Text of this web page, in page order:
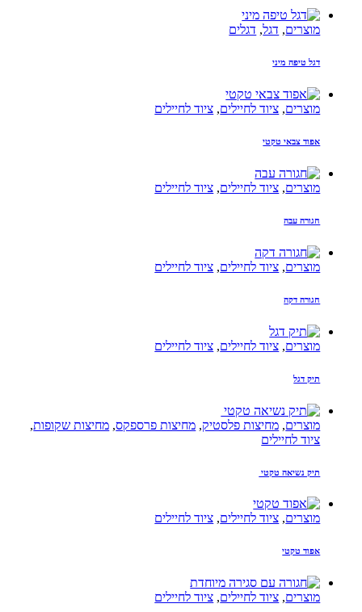
מוצרים, דגל, דגלים
דגל טיפה מיני
מוצרים, ציוד לחיילים, ציוד לחיילים
אפוד צבאי טקטי
מוצרים, ציוד לחיילים, ציוד לחיילים
חגורה עבה
מוצרים, ציוד לחיילים, ציוד לחיילים
חגורה דקה
מוצרים, ציוד לחיילים, ציוד לחיילים
תיק דגל
מוצרים, מחיצות פלסטיק, מחיצות פרספקס, מחיצות שקופות,
ציוד לחיילים
תיק נשיאה טקטי
מוצרים, ציוד לחיילים, ציוד לחיילים
אפוד טקטי
מוצרים, ציוד לחיילים, ציוד לחיילים